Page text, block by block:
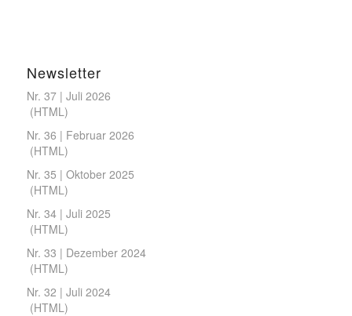
Newsletter
Nr. 37 | Juli 2026
(HTML)
Nr. 36 | Februar 2026
(HTML)
Nr. 35 | Oktober 2025
(HTML)
Nr. 34 | Juli 2025
(HTML)
Nr. 33 | Dezember 2024
(HTML)
Nr. 32 | Juli 2024
(HTML)